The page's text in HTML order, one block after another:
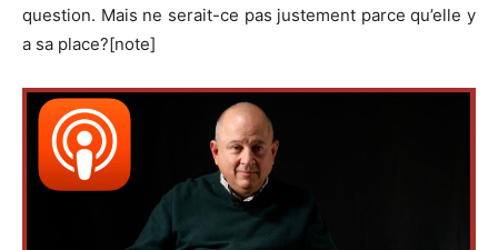
question. Mais ne serait-ce pas justement parce qu’elle y
a sa place?[note]